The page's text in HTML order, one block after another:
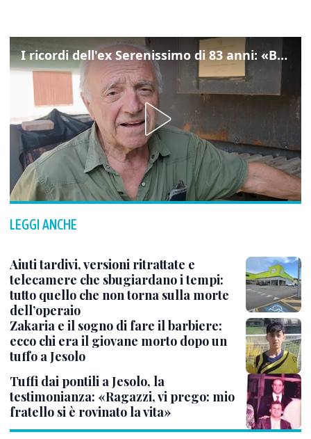
I ricordi dell'ex Serenissimo di 83 anni: «Bossi geloso di noi, in carcere mi cantavano l’inno di San Marco»
LEGGI ANCHE
Aiuti tardivi, versioni ritrattate e
telecamere che sbugiardano i tempi:
tutto quello che non torna sulla morte
dell’operaio
Zakaria e il sogno di fare il barbiere:
ecco chi era il giovane morto dopo un
tuffo a Jesolo
Tuffi dai pontili a Jesolo, la
testimonianza: «Ragazzi, vi prego: mio
fratello si è rovinato la vita»